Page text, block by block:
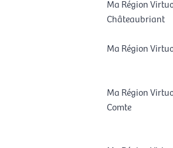
Ma Région
Châteaubriant
Ma Région
Ma Région
Comte